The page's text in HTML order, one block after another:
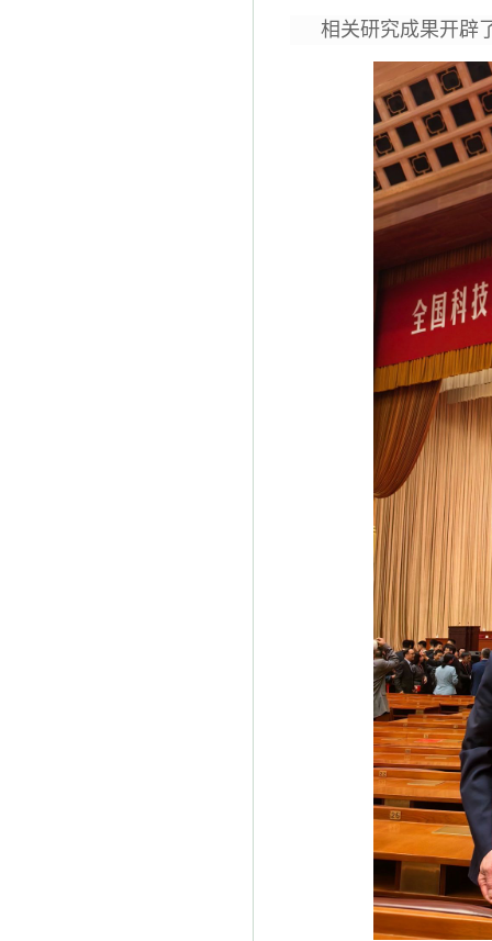
相关研究成果开辟